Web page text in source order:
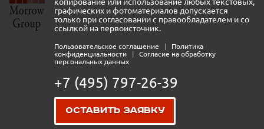
графических и фотоматериалов допускается
только при согласовании с правообладателем и со
ссылкой на первоисточник.
Пользовательское соглашение |
Политика
конфиденциальности
|
Согласие на обработку
персональных данных
+7 (495) 797-26-39
Оставить заявку